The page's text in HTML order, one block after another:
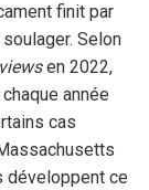
finit par
Selon
en 2022,
année
cas
développent ce